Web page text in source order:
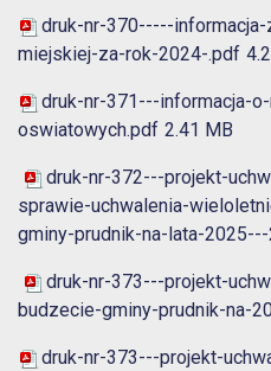
druk-nr-370-----
miejskiej-za-rok-2024-.pdf
druk-nr-371---informacja-
oswiatowych.pdf 2.41 MB
druk-nr-372---projekt-
sprawie-uchwalenia-
gminy-prudnik-na-lata-
druk-nr-373---projekt-
budzecie-gminy-prudnik-na-
druk-nr-373---projekt-